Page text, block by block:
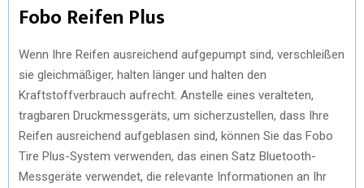
Fobo Reifen Plus
Wenn Ihre Reifen ausreichend aufgepumpt sind, verschleißen
sie gleichmäßiger, halten länger und halten den
Kraftstoffverbrauch aufrecht. Anstelle eines veralteten,
tragbaren Druckmessgeräts, um sicherzustellen, dass Ihre
Reifen ausreichend aufgeblasen sind, können Sie das Fobo
Tire Plus-System verwenden, das einen Satz Bluetooth-
Messgeräte verwendet, die relevante Informationen an Ihr